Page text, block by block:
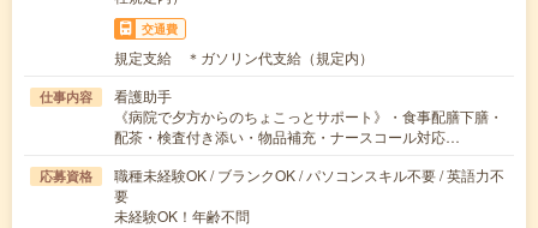
交通費
規定支給 ＊ガソリン代支給（規定内）
仕事内容
看護助手
《病院で夕方からのちょこっとサポート》・食事配膳下膳・
配茶・検査付き添い・物品補充・ナースコール対応…
応募資格
職種未経験OK / ブランクOK / パソコンスキル不要 / 英語力不
要
未経験OK！年齢不問